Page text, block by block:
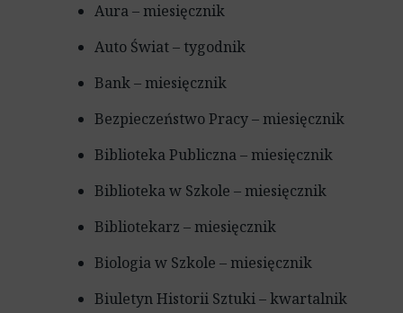
Aura – miesięcznik
Auto Świat – tygodnik
Bank – miesięcznik
Bezpieczeństwo Pracy – miesięcznik
Biblioteka Publiczna – miesięcznik
Biblioteka w Szkole – miesięcznik
Bibliotekarz – miesięcznik
Biologia w Szkole – miesięcznik
Biuletyn Historii Sztuki – kwartalnik